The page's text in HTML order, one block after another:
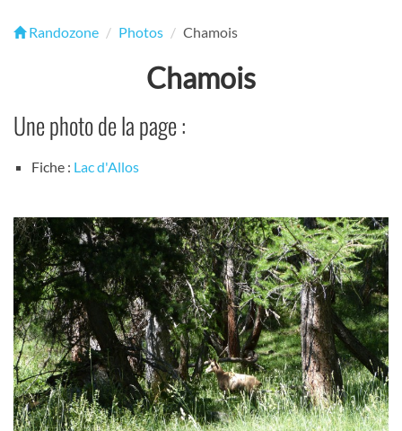
Randozone Photos Chamois
Chamois
Une photo de la page :
Fiche : Lac d'Allos